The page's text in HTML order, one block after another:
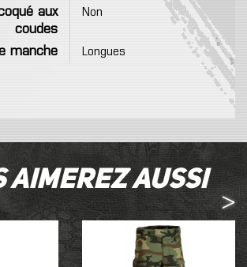
aux
coudes
Non
manche Longues
aimerez aussi